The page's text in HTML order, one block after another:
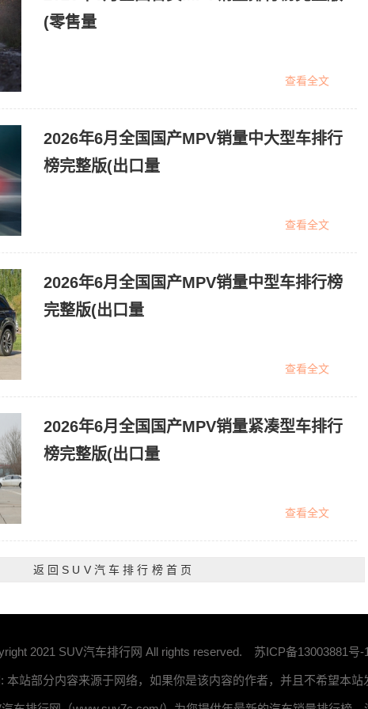
(零售量
查看全文
2026年6月全国国产MPV销量中大型车排行
榜完整版(出口量
查看全文
2026年6月全国国产MPV销量中型车排行榜
完整版(出口量
查看全文
2026年6月全国国产MPV销量紧凑型车排行
榜完整版(出口量
查看全文
返回SUV汽车排行榜首页
2021 SUV汽车排行网 All rights reserved. 苏ICP备13003881号-
本站部分内容来源于网络，如果你是该内容的作者，并且不希望本